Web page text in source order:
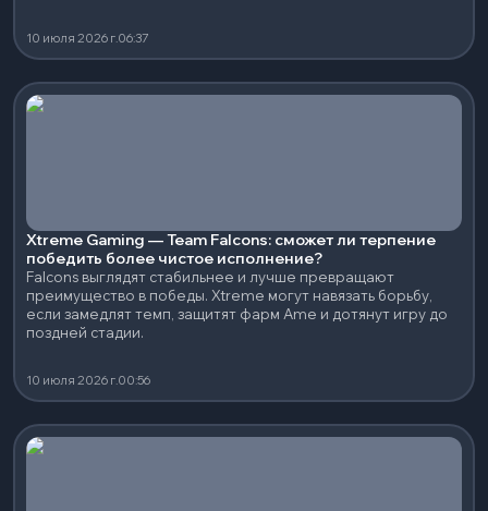
10 июля 2026 г.06:37
Xtreme Gaming — Team Falcons: сможет ли терпение
победить более чистое исполнение?
Falcons выглядят стабильнее и лучше превращают
преимущество в победы. Xtreme могут навязать борьбу,
если замедлят темп, защитят фарм Ame и дотянут игру до
поздней стадии.
10 июля 2026 г.00:56